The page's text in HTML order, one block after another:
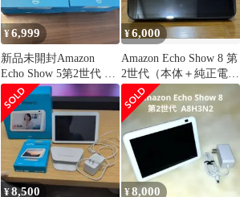
¥6,999
新品未開封Amazon
Echo Show 5第2世代 2
台セット アレクサ
¥6,000
Amazon Echo Show 8 第
2世代（本体＋純正電源
ケーブル）
¥8,500 ¥8,000